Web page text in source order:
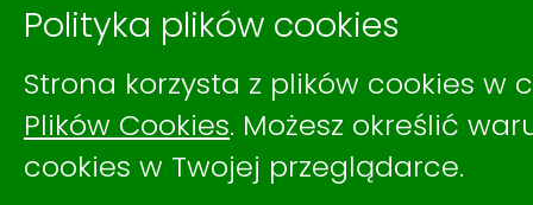
Polityka plików cookies
Strona korzysta z plików cookies w
Plików Cookies. Możesz określić
cookies w Twojej przeglądarce.